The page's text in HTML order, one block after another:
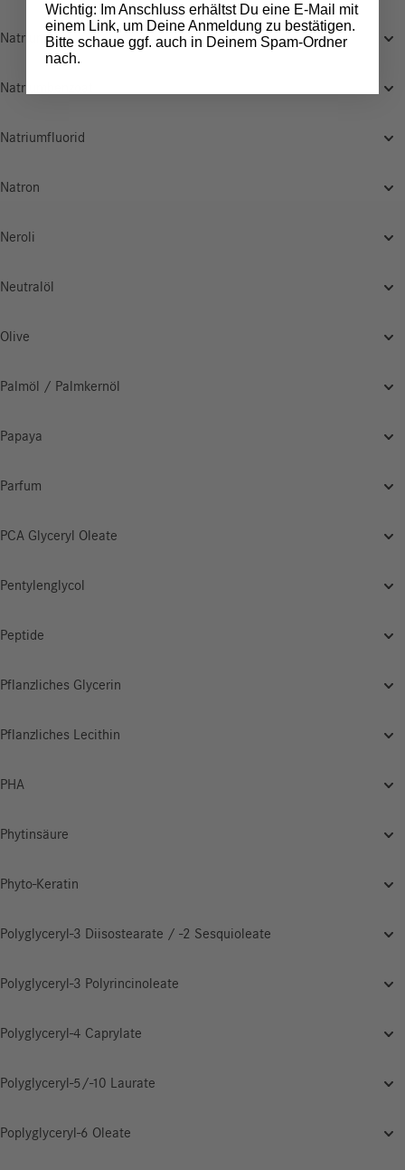
Natrium
Natriumbenzoat
Natriumfluorid
Natron
Neroli
Neutralöl
Olive
Palmöl / Palmkernöl
Papaya
Parfum
PCA Glyceryl Oleate
Pentylenglycol
Peptide
Pflanzliches Glycerin
Pflanzliches Lecithin
PHA
Phytinsäure
Phyto-Keratin
Polyglyceryl-3 Diisostearate / -2 Sesquioleate
Polyglyceryl-3 Polyrincinoleate
Polyglyceryl-4 Caprylate
Polyglyceryl-5/-10 Laurate
Poplyglyceryl-6 Oleate
Wichtig: Im Anschluss erhältst Du eine E-Mail mit
einem Link, um Deine Anmeldung zu bestätigen.
Bitte schaue ggf. auch in Deinem Spam-Ordner
nach.